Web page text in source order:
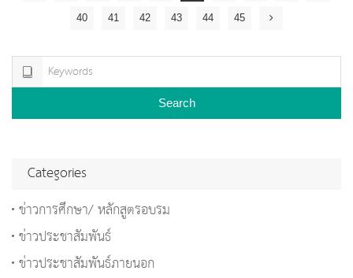
40 41 42 43 44 45
Search
Categories
ข่าวการศึกษา/ หลักสูตรอบรม
ข่าวประชาสัมพันธ์
ข่าวประชาสัมพันธ์ภายนอก